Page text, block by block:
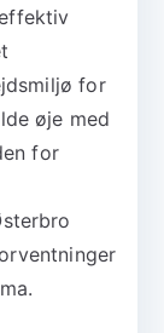
for
øje med
for